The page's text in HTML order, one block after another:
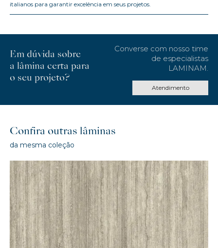
italianos para garantir excelência em seus projetos.
Em dúvida sobre
a lâmina certa para
o seu projeto?
Converse com nosso time
de especialistas
LAMINAM.
Atendimento
Confira outras lâminas
da mesma coleção